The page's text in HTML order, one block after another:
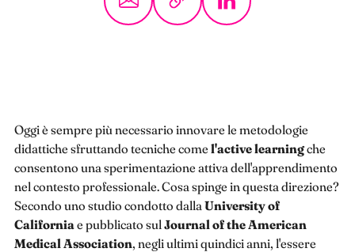
Oggi è sempre più necessario innovare le metodologie
didattiche sfruttando tecniche come l'active learningche
consentono una sperimentazione attiva dell'apprendimento
nel contesto professionale. Cosa spinge in questa direzione?
Secondo uno studio condotto dalla University of
Californiae pubblicato sul Journal of the American
Medical Association, negli ultimi quindici anni, l'essere